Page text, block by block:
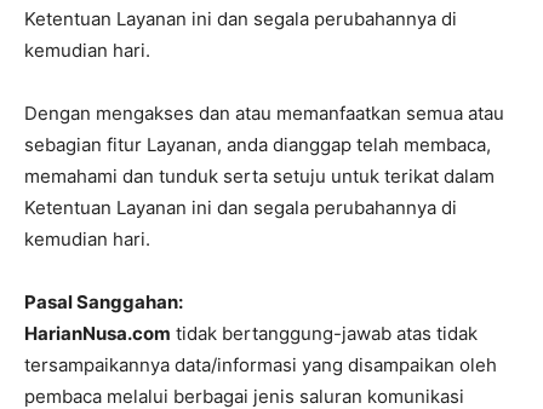
Ketentuan Layanan ini dan segala perubahannya di
kemudian hari.
Dengan mengakses dan atau memanfaatkan semua atau
sebagian fitur Layanan, anda dianggap telah membaca,
memahami dan tunduk serta setuju untuk terikat dalam
Ketentuan Layanan ini dan segala perubahannya di
kemudian hari.
Pasal Sanggahan:
HarianNusa.com tidak bertanggung-jawab atas tidak
tersampaikannya data/informasi yang disampaikan oleh
pembaca melalui berbagai jenis saluran komunikasi